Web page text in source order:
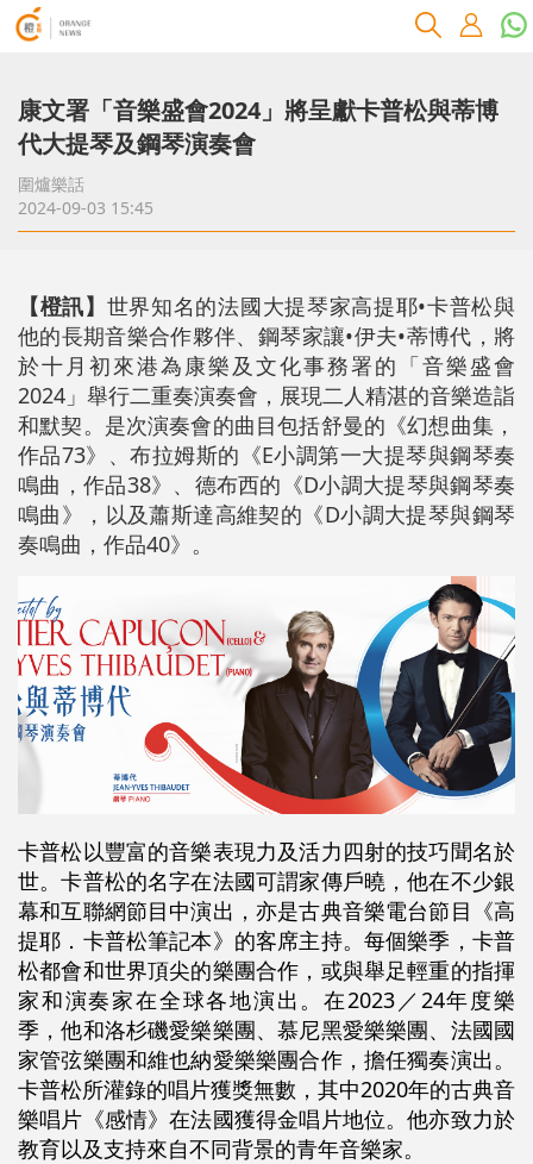
康文署「音樂盛會2024」將呈獻卡普松與蒂博
代大提琴及鋼琴演奏會
圍爐樂話
2024-09-03 15:45
【橙訊】 世界知名的法國大提琴家高提耶•卡普松與
他的長期音樂合作夥伴、鋼琴家讓•伊夫•蒂博代，將
於十月初來港為康樂及文化事務署的「音樂盛會
2024」舉行二重奏演奏會，展現二人精湛的音樂造詣
和默契。 是次演奏會的曲目包括舒曼的《幻想曲集，
作品73》、布拉姆斯的《E小調第一大提琴與鋼琴奏
鳴曲，作品38》、德布西的《D小調大提琴與鋼琴奏
鳴曲》，以及蕭斯達高維契的《D小調大提琴與鋼琴
奏鳴曲，作品40》。
卡普松以豐富的音樂表現力及活力四射的技巧聞名於
世。卡普松的名字在法國可謂家傳戶曉，他在不少銀
幕和互聯網節目中演出，亦是古典音樂電台節目《高
提耶．卡普松筆記本》的客席主持。每個樂季，卡普
松都會和世界頂尖的樂團合作，或與舉足輕重的指揮
家和演奏家在全球各地演出。在2023／24年度樂
季，他和洛杉磯愛樂樂團、慕尼黑愛樂樂團、法國國
家管弦樂團和維也納愛樂樂團合作，擔任獨奏演出。
卡普松所灌錄的唱片獲獎無數，其中2020年的古典音
樂唱片《感情》在法國獲得金唱片地位。他亦致力於
教育以及支持來自不同背景的青年音樂家。